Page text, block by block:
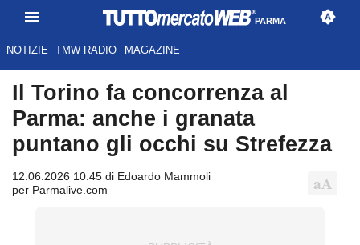
PARMA
NOTIZIE TMW RADIO MAGAZINE
Il Torino fa concorrenza al
Parma: anche i granata
puntano gli occhi su Strefezza
12.06.2026 10:45 di Edoardo Mammoli
per Parmalive.com